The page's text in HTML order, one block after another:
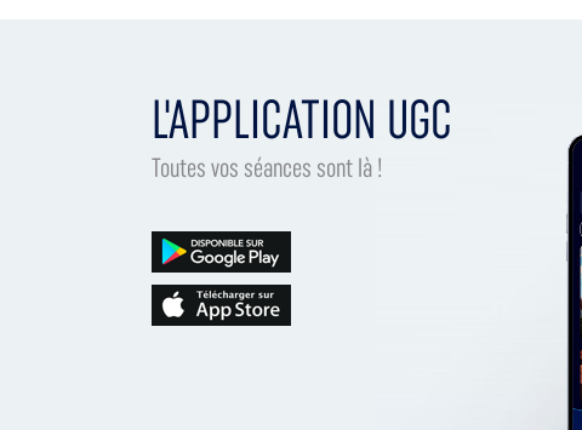
L'APPLICATION UGC
Toutes vos séances sont là !